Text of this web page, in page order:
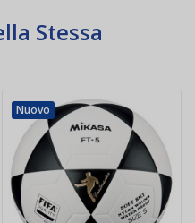
Stessa
Nuovo